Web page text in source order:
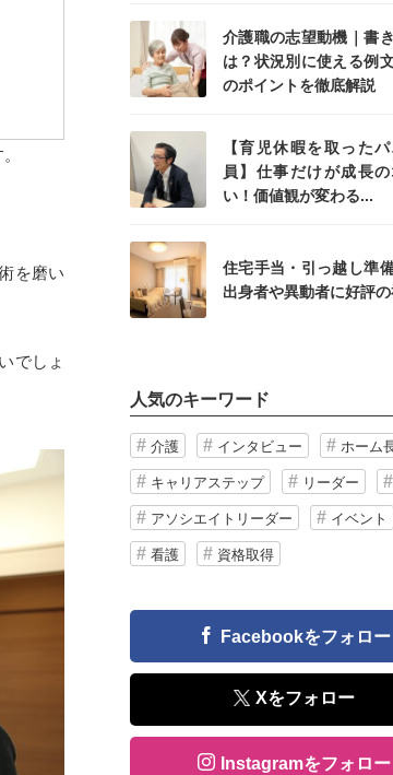
を磨い
でしょ
介護職の志望動機｜書
は？状況別に使える例
のポイントを徹底解説
【育児休暇を取った
員】仕事だけが成長
い！価値観が変わる...
住宅手当・引っ越し準
出身者や異動者に好評
人気のキーワード
介護 インタビュー ホーム
キャリアステップ リーダー
アソシエイトリーダー イベント
看護 資格取得
Facebookをフォロー
Xをフォロー
Instagramをフォロー